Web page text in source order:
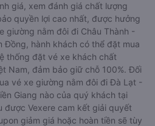
giá, xem đánh giá chất lượng
quyền lợi cao nhất, được hưởng
giường nằm đôi đi Châu Thành -
Đồng, hành khách có thể đặt mua
thống đặt vé xe khách chất
Nam, đảm bảo giữ chỗ 100%. Đối
vé xe giường nằm đôi đi Đà Lạt -
Giang nào của quý khách tại
được Vexere cam kết giải quyết
giảm giá hoặc hoàn tiền sẽ tùy